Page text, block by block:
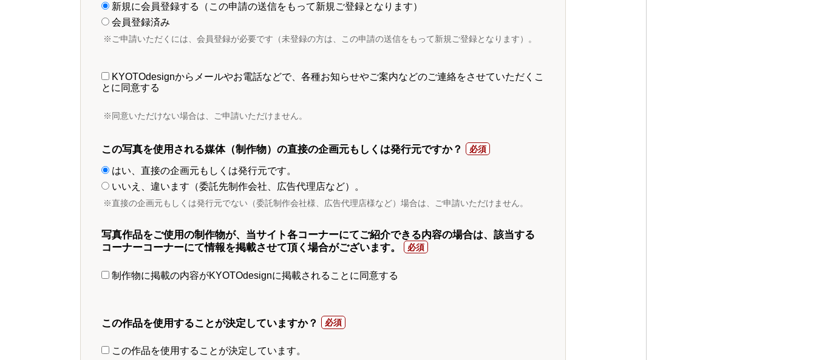
新規に会員登録する（この申請の送信をもって新規ご登録となります）
会員登録済み
※ご申請いただくには、会員登録が必要です（未登録の方は、この申請の送信をもって新規ご登録となります）。
KYOTOdesignからメールやお電話などで、各種お知らせやご案内などのご連絡をさせていただくこ
とに同意する
※同意いただけない場合は、ご申請いただけません。
この写真を使用される媒体（制作物）の直接の企画元もしくは発行元ですか？
はい、直接の企画元もしくは発行元です。
いいえ、違います（委託先制作会社、広告代理店など）。
※直接の企画元もしくは発行元でない（委託制作会社様、広告代理店様など）場合は、ご申請いただけません。
写真作品をご使用の制作物が、当サイト各コーナーにてご紹介できる内容の場合は、該当する
コーナーコーナーにて情報を掲載させて頂く場合がございます。
制作物に掲載の内容がKYOTOdesignに掲載されることに同意する
この作品を使用することが決定していますか？
この作品を使用することが決定しています。